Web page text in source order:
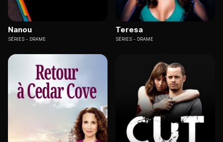
Nanou
SÉRIES DRAME
Teresa
SÉRIES DRAME